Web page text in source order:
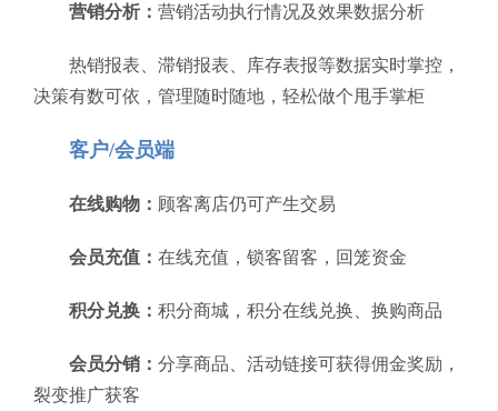
营销分析： 营销活动执行情况及效果数据分析
热销报表、滞销报表、库存表报等数据实时掌控，
决策有数可依，管理随时随地，轻松做个甩手掌柜
客户/会员端
在线购物： 顾客离店仍可产生交易
会员充值： 在线充值，锁客留客，回笼资金
积分兑换： 积分商城，积分在线兑换、换购商品
会员分销： 分享商品、活动链接可获得佣金奖励，
裂变推广获客